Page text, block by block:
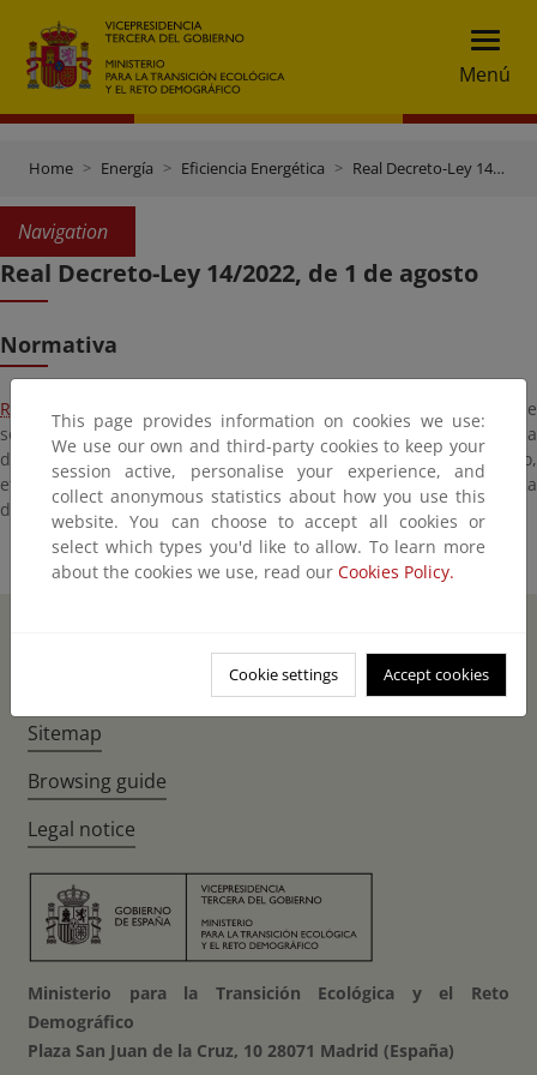
Menú
Home Energía Eficiencia Energética Real Decreto-Ley 14/2022, de 1 de agosto
Navigation
Real Decreto-Ley 14/2022, de 1 de agosto
Normativa
Real Decreto-Ley 14/2022, de 1 de agosto, de medidas de
sostenibilidad económica en el ámbito del transporte, en materia
de becas y ayudas al estudio, así como de medidas de ahorro,
eficiencia energética y de reducción de la dependencia energética
del gas natural (Versión Consolidada)
This page provides information on cookies we use:
We use our own and third-party cookies to keep your
session active, personalise your experience, and
collect anonymous statistics about how you use this
website. You can choose to accept all cookies or
select which types you'd like to allow. To learn more
about the cookies we use, read our Cookies Policy.
Cookie settings Accept cookies
Sitemap
Browsing guide
Legal notice
Ministerio para la Transición Ecológica y el Reto
Demográfico
Plaza San Juan de la Cruz, 10 28071 Madrid (España)